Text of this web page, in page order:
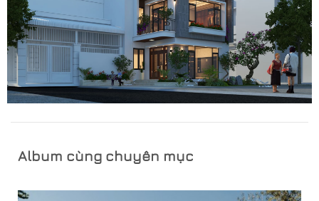
Album cùng chuyên mục